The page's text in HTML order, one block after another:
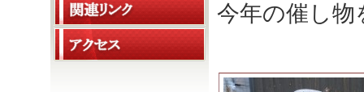
今年の催し